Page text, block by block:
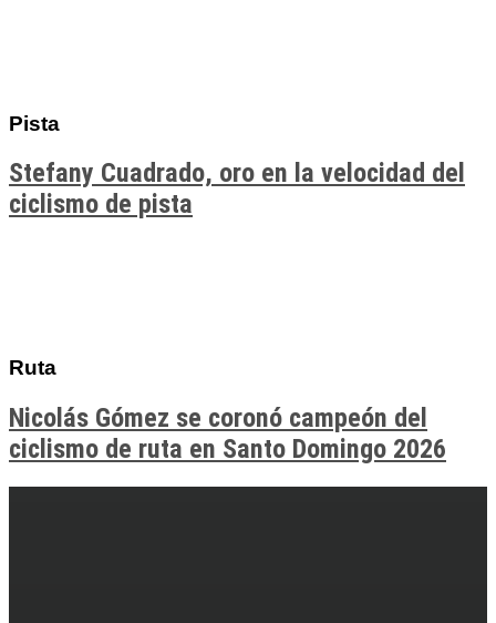
Pista
Stefany Cuadrado, oro en la velocidad del
ciclismo de pista
Ruta
Nicolás Gómez se coronó campeón del
ciclismo de ruta en Santo Domingo 2026